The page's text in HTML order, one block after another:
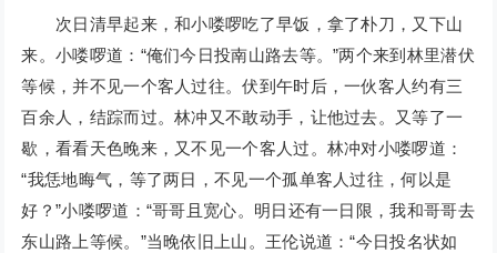
次日清早起来，和小喽啰吃了早饭，拿了朴刀，又下山
来。小喽啰道：“俺们今日投南山路去等。”两个来到林里潜伏
等候，并不见一个客人过往。伏到午时后，一伙客人约有三
百余人，结踪而过。林冲又不敢动手，让他过去。又等了一
歇，看看天色晚来，又不见一个客人过。林冲对小喽啰道：
“我恁地晦气，等了两日，不见一个孤单客人过往，何以是
好？”小喽啰道：“哥哥且宽心。明日还有一日限，我和哥哥去
东山路上等候。”当晚依旧上山。王伦说道：“今日投名状如